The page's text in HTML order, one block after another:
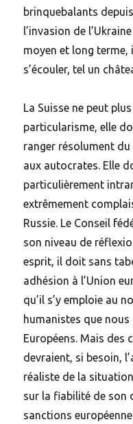
brinquebalants
l’invasion de
moyen et long
s’écouler, tel un
La Suisse ne peut
particularisme, elle
ranger résolument
aux autocrates. Elle
particulièrement
extrêmement
Russie. Le Conseil
son niveau de
esprit, il doit sans
adhésion à l’Union
qu’il s’y emploie au
humanistes que
Européens. Mais des
devraient, si besoin,
réaliste de la
sur la fiabilité de son
sanctions